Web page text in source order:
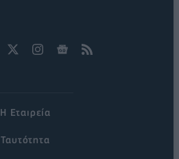
Η Εταιρεία
Ταυτότητα